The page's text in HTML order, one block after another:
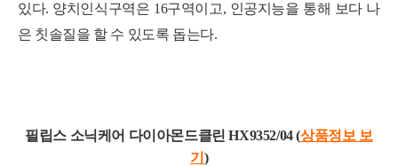
있다. 양치인식구역은 16구역이고, 인공지능을 통해 보다 나
은 칫솔질을 할 수 있도록 돕는다.
필립스 소닉케어 다이아몬드클린 HX9352/04 (상품정보 보
기 )